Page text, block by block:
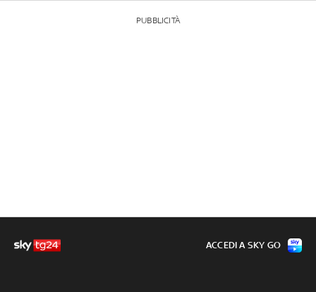
PUBBLICITÀ
ACCEDI A SKY GO